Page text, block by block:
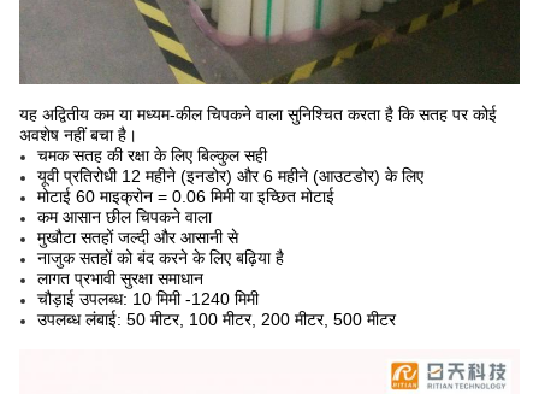
यह अद्वितीय कम या मध्यम-कील चिपकने वाला सुनिश्चित करता है कि सतह पर कोई
अवशेष नहीं बचा है।
चमक सतह की रक्षा के लिए बिल्कुल सही
यूवी प्रतिरोधी 12 महीने (इनडोर) और 6 महीने (आउटडोर) के लिए
मोटाई 60 माइक्रोन = 0.06 मिमी या इच्छित मोटाई
कम आसान छील चिपकने वाला
मुखौटा सतहों जल्दी और आसानी से
नाजुक सतहों को बंद करने के लिए बढ़िया है
लागत प्रभावी सुरक्षा समाधान
चौड़ाई उपलब्ध: 10 मिमी -1240 मिमी
उपलब्ध लंबाई: 50 मीटर, 100 मीटर, 200 मीटर, 500 मीटर